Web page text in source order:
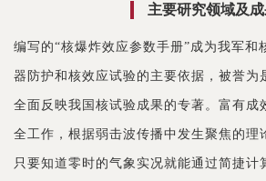
主要研究领域及
编写的“核爆炸效应参数手册”成为我军和
器防护和核效应试验的主要依据，被誉为
全面反映我国核试验成果的专著。富有成
全工作，根据弱击波传播中发生聚焦的理
只要知道零时的气象实况就能通过简捷计